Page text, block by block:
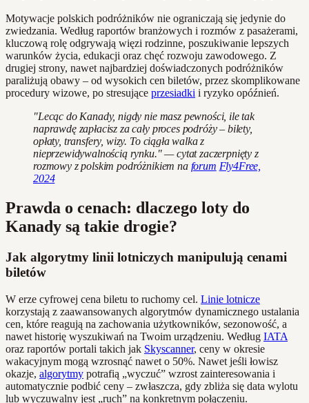
Motywacje polskich podróżników nie ograniczają się jedynie do
zwiedzania. Według raportów branżowych i rozmów z pasażerami,
kluczową rolę odgrywają więzi rodzinne, poszukiwanie lepszych
warunków życia, edukacji oraz chęć rozwoju zawodowego. Z
drugiej strony, nawet najbardziej doświadczonych podróżników
paraliżują obawy – od wysokich cen biletów, przez skomplikowane
procedury wizowe, po stresujące przesiadki i ryzyko opóźnień.
"Lecąc do Kanady, nigdy nie masz pewności, ile tak
naprawdę zapłacisz za cały proces podróży – bilety,
opłaty, transfery, wizy. To ciągła walka z
nieprzewidywalnością rynku." — cytat zaczerpnięty z
rozmowy z polskim podróżnikiem na forum Fly4Free,
2024
Prawda o cenach: dlaczego loty do
Kanady są takie drogie?
Jak algorytmy linii lotniczych manipulują cenami
biletów
W erze cyfrowej cena biletu to ruchomy cel. Linie lotnicze
korzystają z zaawansowanych algorytmów dynamicznego ustalania
cen, które reagują na zachowania użytkowników, sezonowość, a
nawet historię wyszukiwań na Twoim urządzeniu. Według IATA
oraz raportów portali takich jak Skyscanner, ceny w okresie
wakacyjnym mogą wzrosnąć nawet o 50%. Nawet jeśli łowisz
okazje, algorytmy potrafią „wyczuć” wzrost zainteresowania i
automatycznie podbić ceny – zwłaszcza, gdy zbliża się data wylotu
lub wyczuwalny jest „ruch” na konkretnym połączeniu.